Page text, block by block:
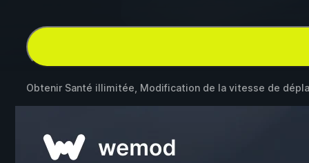
Obtenir Santé illimitée, Modification de la vitesse de